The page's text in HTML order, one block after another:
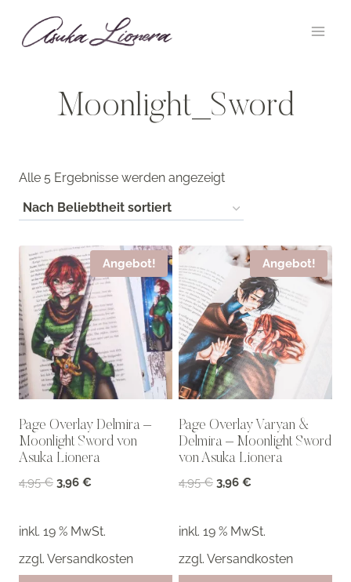
Inhalt
springen
Moonlight_Sword
Alle 5 Ergebnisse werden angezeigtNach
sortiert
Angebot!
Page Overlay Delmira –
Moonlight Sword von
Asuka Lionera
4,95€ Ursprünglicher
4,95 €
3,96 €
3,96 €.
inkl. 19 % MwSt.
zzgl. Versandkosten
Angebot!
Page Overlay Varyan &
Delmira – Moonlight Sword
von Asuka Lionera
4,95€ Ursprünglicher
4,95 €
3,96 €
3,96 €.
inkl. 19 % MwSt.
zzgl. Versandkosten